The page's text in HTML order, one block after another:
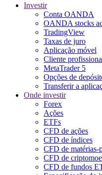
Investir
Conta OANDA
OANDA stocks
TradingView
Taxas de juro
Aplicação móvel
Cliente
MetaTrader 5
Opções de
Transferir a
Onde investir
Forex
Ações
ETFs
CFD de ações
CFD de índices
CFD de matérias-
CFD de
CFD de fundos